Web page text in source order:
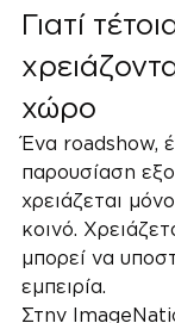
Γιατί
χώρο
Ένα roadshow,
παρουσίαση
χρειάζεται
κοινό.
μπορεί να
εμπειρία.
Στην